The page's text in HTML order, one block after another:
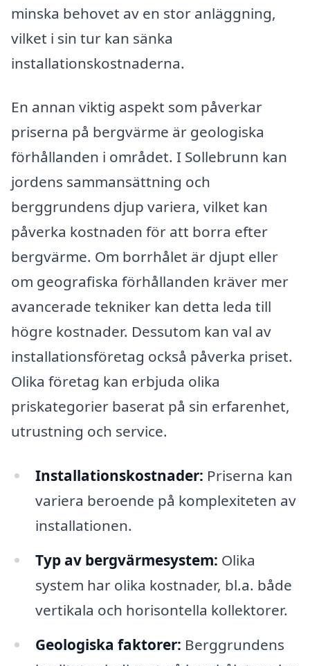
minska behovet av en stor anläggning,
vilket i sin tur kan sänka
installationskostnaderna.
En annan viktig aspekt som påverkar
priserna på bergvärme är geologiska
förhållanden i området. I Sollebrunn kan
jordens sammansättning och
berggrundens djup variera, vilket kan
påverka kostnaden för att borra efter
bergvärme. Om borrhålet är djupt eller
om geografiska förhållanden kräver mer
avancerade tekniker kan detta leda till
högre kostnader. Dessutom kan val av
installationsföretag också påverka priset.
Olika företag kan erbjuda olika
priskategorier baserat på sin erfarenhet,
utrustning och service.
Installationskostnader: Priserna kan
variera beroende på komplexiteten av
installationen.
Typ av bergvärmesystem: Olika
system har olika kostnader, bl.a. både
vertikala och horisontella kollektorer.
Geologiska faktorer: Berggrundens